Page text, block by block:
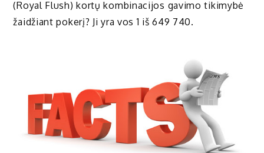
(Royal Flush) kortų kombinacijos gavimo tikimybė
žaidžiant pokerį? Ji yra vos 1 iš 649 740.